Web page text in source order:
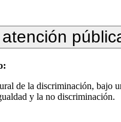
de la discriminación, bajo
y la no discriminación.